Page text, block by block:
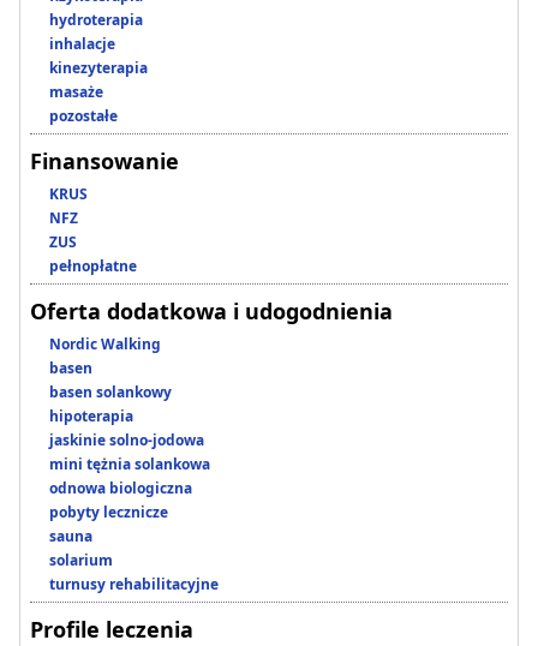
hydroterapia
inhalacje
kinezyterapia
masaże
pozostałe
Finansowanie
KRUS
NFZ
ZUS
pełnopłatne
Oferta dodatkowa i udogodnienia
Nordic Walking
basen
basen solankowy
hipoterapia
jaskinie solno-jodowa
mini tężnia solankowa
odnowa biologiczna
pobyty lecznicze
sauna
solarium
turnusy rehabilitacyjne
Profile leczenia